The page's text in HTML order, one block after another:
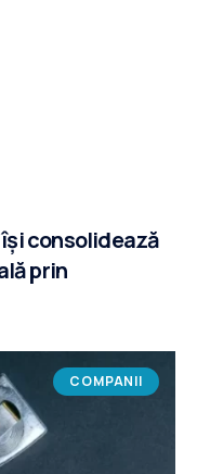
consolidează
prin
COMPANII